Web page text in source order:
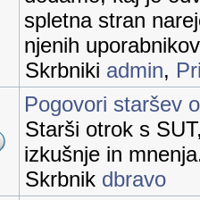
spletna stran
njenih
Skrbniki admin,
Pogovori staršev
Starši otrok s
izkušnje in
Skrbnik dbravo